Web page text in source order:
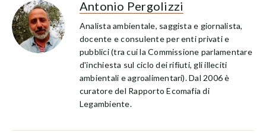
Antonio Pergolizzi
Analista ambientale, saggista e giornalista,
docente e consulente per enti privati e
pubblici (tra cui la Commissione parlamentare
d'inchiesta sul ciclo dei rifiuti, gli illeciti
ambientali e agroalimentari). Dal 2006 è
curatore del Rapporto Ecomafia di
Legambiente.